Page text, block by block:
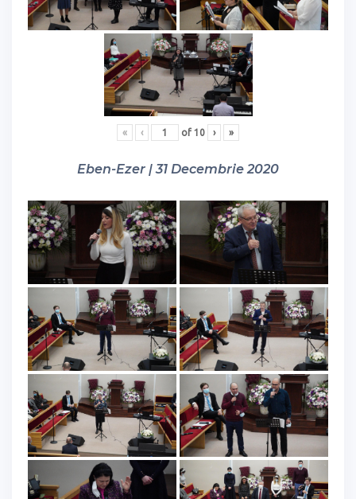
« ‹ of 10 › »
Eben-Ezer | 31 Decembrie 2020